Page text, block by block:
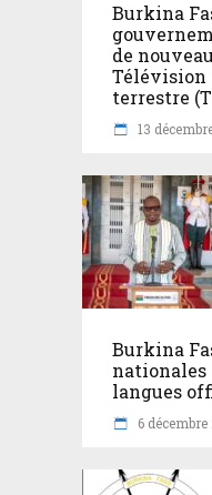
Burkina
de
Télévision
terrestre
13
Burkina
nationales
langues
6 décembre